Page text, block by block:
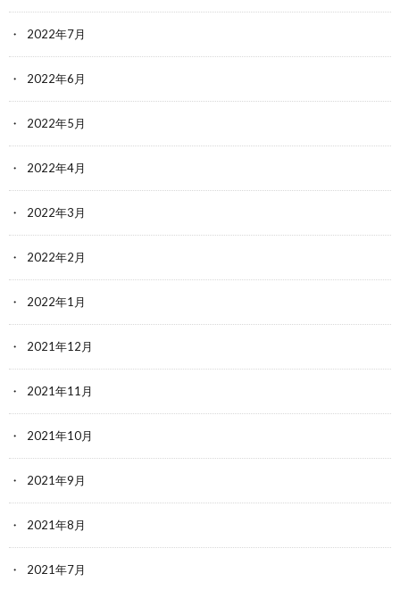
2022年7月
2022年6月
2022年5月
2022年4月
2022年3月
2022年2月
2022年1月
2021年12月
2021年11月
2021年10月
2021年9月
2021年8月
2021年7月